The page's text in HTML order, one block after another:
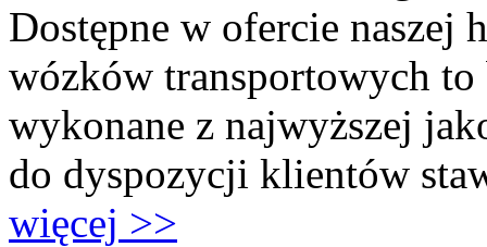
Dostępne w ofercie naszej
wózków transportowych
wykonane z najwyższej
do dyspozycji klientów
więcej >>